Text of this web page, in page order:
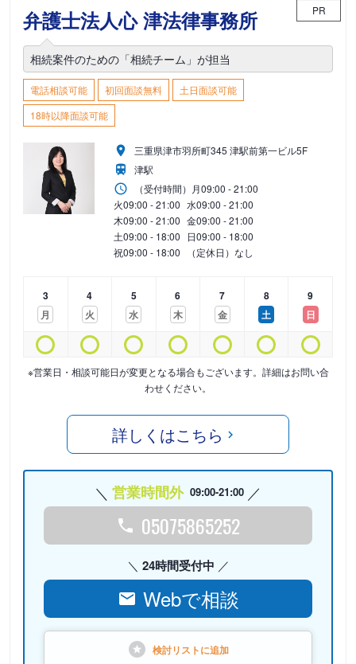
弁護士法人心 津法律事務所 PR
相続案件のための「相続チーム」が担当
電話相談可能 初回面談無料
土日面談可能
18時以降面談可能
三重県津市羽所町345 津駅前第一ビル5F
津駅
（受付時間） 月09:00 - 21:00
火09:00 - 21:00 水09:00 - 21:00
木09:00 - 21:00 金09:00 - 21:00
土09:00 - 18:00 日09:00 - 18:00
祝09:00 - 18:00 （定休日）なし
3
月
4
火
5
水
6
木
7
金
8
土
9
日
※営業日・相談可能日が変更となる場合もございます。詳細はお問い合
わせください。
詳しくはこちら
営業時間外 09:00-21:00
05075865252
24時間受付中
Webで相談
検討リストに追加